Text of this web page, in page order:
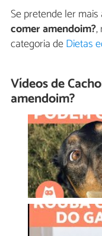
Se pretende ler
comer amendoim?,
categoria deDietas
Vídeos de
amendoim?